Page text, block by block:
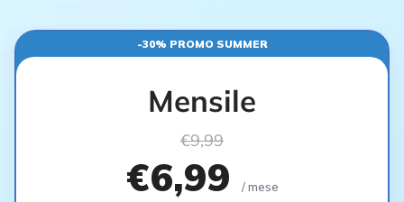
-30% PROMO SUMMER
Mensile
€9,99
€6,99 / mese